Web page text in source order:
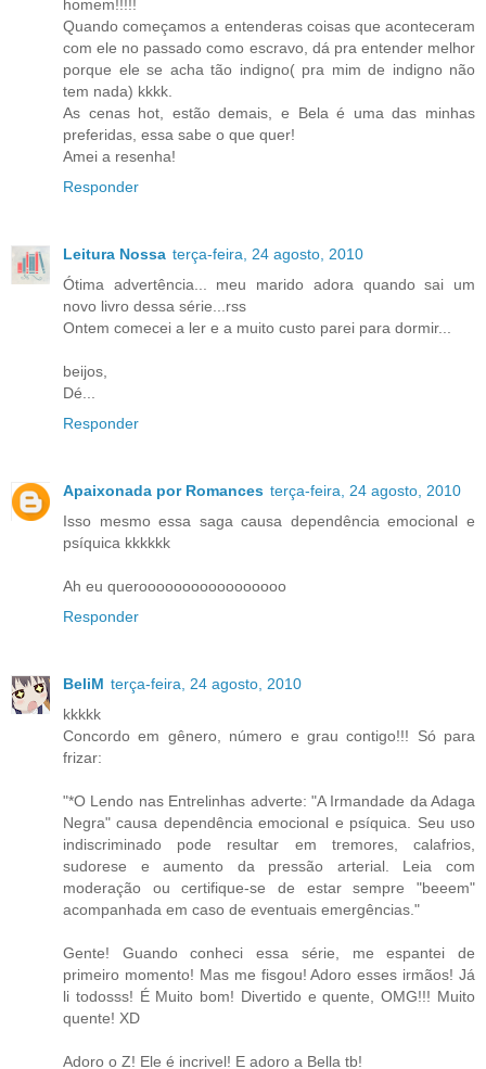
homem!!!!!
Quando começamos a entenderas coisas que aconteceram
com ele no passado como escravo, dá pra entender melhor
porque ele se acha tão indigno( pra mim de indigno não
tem nada) kkkk.
As cenas hot, estão demais, e Bela é uma das minhas
preferidas, essa sabe o que quer!
Amei a resenha!
Responder
Leitura Nossa terça-feira, 24 agosto, 2010
Ótima advertência... meu marido adora quando sai um
novo livro dessa série...rss
Ontem comecei a ler e a muito custo parei para dormir...
beijos,
Dé...
Responder
Apaixonada por Romances terça-feira, 24 agosto, 2010
Isso mesmo essa saga causa dependência emocional e
psíquica kkkkkk
Ah eu querooooooooooooooooo
Responder
BeliM terça-feira, 24 agosto, 2010
kkkkk
Concordo em gênero, número e grau contigo!!! Só para
frizar:
"*O Lendo nas Entrelinhas adverte: "A Irmandade da Adaga
Negra" causa dependência emocional e psíquica. Seu uso
indiscriminado pode resultar em tremores, calafrios,
sudorese e aumento da pressão arterial. Leia com
moderação ou certifique-se de estar sempre "beeem"
acompanhada em caso de eventuais emergências."
Gente! Guando conheci essa série, me espantei de
primeiro momento! Mas me fisgou! Adoro esses irmãos! Já
li todosss! É Muito bom! Divertido e quente, OMG!!! Muito
quente! XD
Adoro o Z! Ele é incrivel! E adoro a Bella tb!